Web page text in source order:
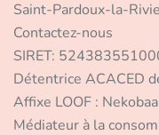
Saint-Pardoux-la-
Contactez-nous
SIRET:
Détentrice ACACED
Affixe LOOF :
Médiateur à la